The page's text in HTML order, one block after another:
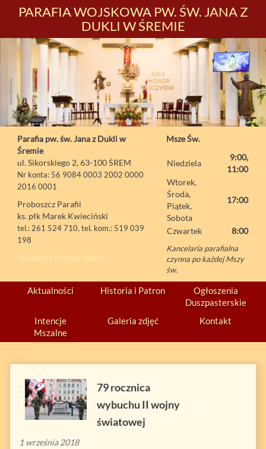
PARAFIA WOJSKOWA PW. ŚW. JANA Z
DUKLI W ŚREMIE
Parafia pw. św. Jana z Dukli w
Śremie
ul. Sikorskiego 2, 63-100 ŚREM
Nr konta: 56 9084 0003 2002 0000
2016 0001
Proboszcz Parafii
ks. płk Marek Kwieciński
tel.: 261 524 710, tel. kom.: 519 039
198
Standardy ochrony dzieci
Msze Św.
Niedziela
9:00,
11:00
Wtorek,
Środa,
Piątek,
Sobota
17:00
Czwartek 8:00
Kancelaria parafialna
czynna po każdej Mszy
św.
Aktualności Historia i Patron
Ogłoszenia
Duszpasterskie
Intencje
Mszalne
Galeria zdjęć Kontakt
79 rocznica
wybuchu II wojny
światowej
1 września 2018